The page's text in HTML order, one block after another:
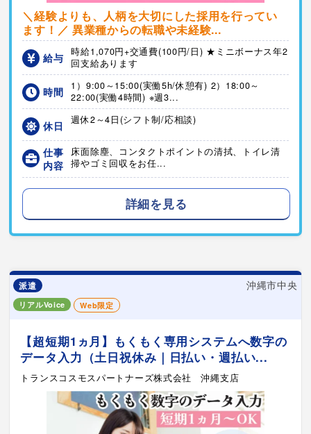
＼経験よりも、人柄を大切にした採用を行ってい
ます！／ 異業種からの転職や未経験...
給与
時給1,070円+交通費(100円/日) ★ミニボーナス年2
回支給あります
時間
1）9:00～15:00(実働5h/休憩有) 2）18:00～
22:00(実働4時間) ※週3...
休日 週休2～4日(シフト制/応相談)
仕事
内容
床面除塵、コンタクトポイントの清拭、トイレ清
掃やゴミ回収をお任...
詳細を見る
派遣 沖縄市中央
リアルVoice Web限定
【超短期1ヵ月】もくもく専用システムへ数字の
データ入力（土日祝休み｜日払い・週払い...
トランスコスモスパートナーズ株式会社 沖縄支店